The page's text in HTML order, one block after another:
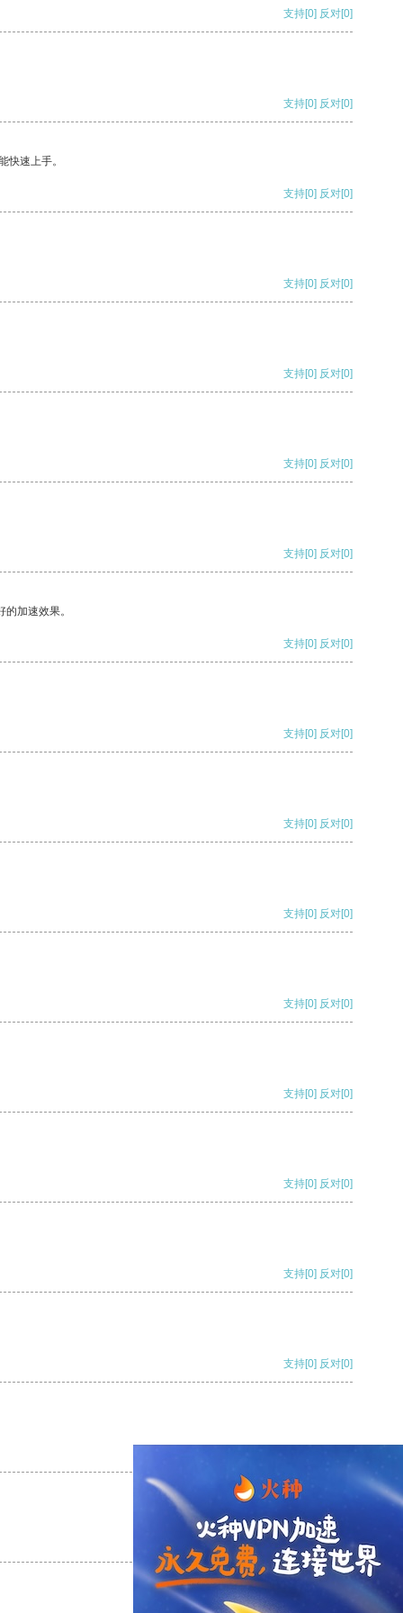
支持[0] 反对[0]
支持[0] 反对[0]
快速上手。
支持[0] 反对[0]
支持[0] 反对[0]
支持[0] 反对[0]
支持[0] 反对[0]
支持[0] 反对[0]
加速效果。
支持[0] 反对[0]
支持[0] 反对[0]
支持[0] 反对[0]
支持[0] 反对[0]
支持[0] 反对[0]
支持[0] 反对[0]
支持[0] 反对[0]
支持[0] 反对[0]
支持[0] 反对[0]
支持 [0] 反对 [0]